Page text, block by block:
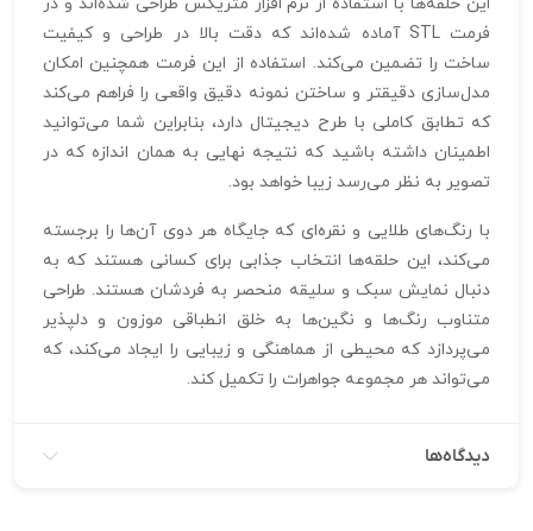
فرمت STL آماده شده‌اند که دقت بالا در طراحی و کیفیت
ساخت را تضمین می‌کند. استفاده از این فرمت همچنین امکان
مدل‌سازی دقیقتر و ساختن نمونه دقیق واقعی را فراهم می‌کند
که تطابق کاملی با طرح دیجیتال دارد، بنابراین شما می‌توانید
اطمینان داشته باشید که نتیجه نهایی به همان اندازه که در
تصویر به نظر می‌رسد زیبا خواهد بود.
با رنگ‌های طلایی و نقره‌ای که جایگاه هر دوی آن‌ها را برجسته
می‌کند، این حلقه‌ها انتخاب جذابی برای کسانی هستند که به
دنبال نمایش سبک و سلیقه منحصر به فردشان هستند. طراحی
متناوب رنگ‌ها و نگین‌ها به خلق انطباقی موزون و دلپذیر
می‌پردازد که محیطی از هماهنگی و زیبایی را ایجاد می‌کند، که
می‌تواند هر مجموعه جواهرات را تکمیل کند.
دیدگاه‌ها